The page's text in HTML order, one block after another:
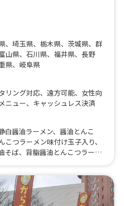
、 埼玉県、 栃木県、 茨城県、 群
山県、 石川県、 福井県、 長野
県、 岐阜県
リング対応、 遠方可能、 女性向
ニュー、 キャッシュレス決済
白醤油ラーメン、醤油とんこ
つラーメン味付け玉子入り、
そば、背脂醤油とんこつラーメ